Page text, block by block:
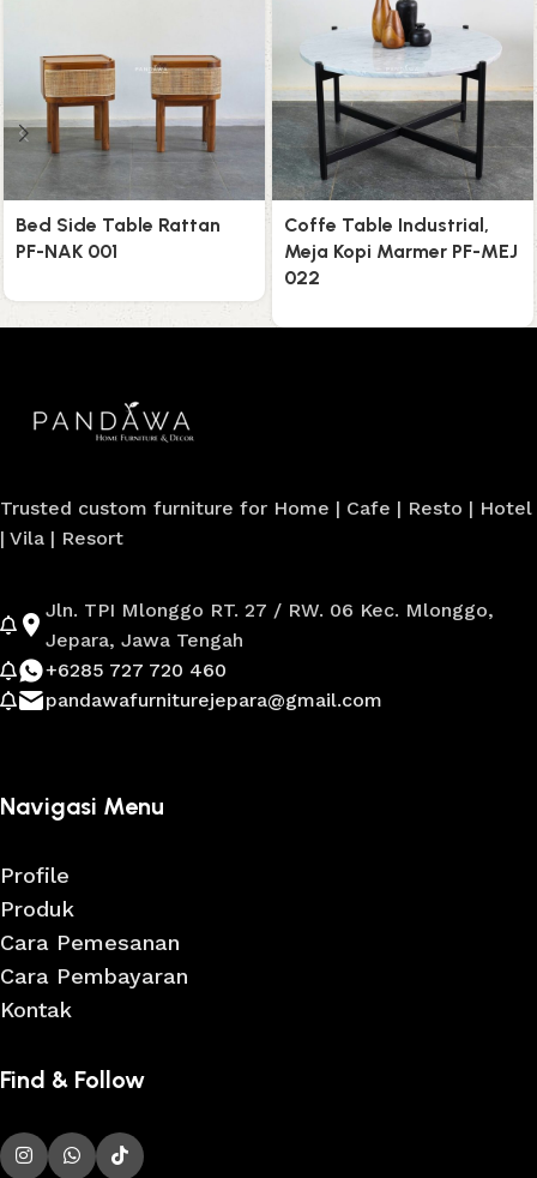
Bed Side Table Rattan
PF-NAK 001
Coffe Table Industrial,
Meja Kopi Marmer PF-MEJ
022
Trusted custom furniture for Home | Cafe | Resto | Hotel
| Vila | Resort
Jln. TPI Mlonggo RT. 27 / RW. 06 Kec. Mlonggo,
Jepara, Jawa Tengah
+6285 727 720 460
pandawafurniturejepara@gmail.com
Navigasi Menu
Profile
Produk
Cara Pemesanan
Cara Pembayaran
Kontak
Find & Follow